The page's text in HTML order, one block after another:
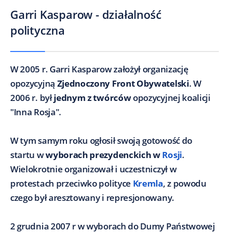
Garri Kasparow - działalność
polityczna
W 2005 r. Garri Kasparow założył organizację
opozycyjną Zjednoczony Front Obywatelski. W
2006 r. byłjednym z twórcówopozycyjnej koalicji
"Inna Rosja".
W tym samym roku ogłosił swoją gotowość do
startu wwyborach prezydenckich wRosji.
Wielokrotnie organizował i uczestniczył w
protestach przeciwko polityce Kremla, z powodu
czego był aresztowany i represjonowany.
2 grudnia 2007 r w wyborach do Dumy Państwowej